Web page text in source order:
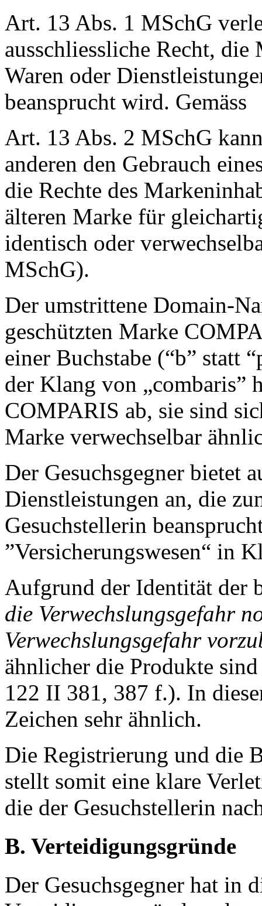
Art. 13 Abs. 1 MSchG
ausschliessliche Recht,
Waren oder
beansprucht wird. Gemäss
Art. 13 Abs. 2 MSchG
anderen den Gebrauch
die Rechte des
älteren Marke für
identisch oder
MSchG).
Der umstrittene Domain-
geschützten Marke
einer Buchstabe (“b” statt
der Klang von „combaris”
COMPARIS ab, sie sind
Marke verwechselbar
Der Gesuchsgegner bietet
Dienstleistungen an, die
Gesuchstellerin
”Versicherungswesen“ in
Aufgrund der Identität der
die Verwechslungsgefahr
Verwechslungsgefahr
ähnlicher die Produkte
122 II 381, 387 f.). In
Zeichen sehr ähnlich.
Die Registrierung und die
stellt somit eine klare
die der Gesuchstellerin
B. Verteidigungsgründe
Der Gesuchsgegner hat in